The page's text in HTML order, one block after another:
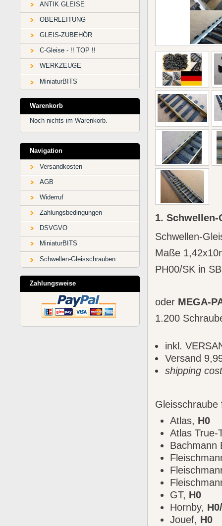
ANTIK GLEISE
OBERLEITUNG
GLEIS-ZUBEHÖR
C-Gleise - !! TOP !!
WERKZEUGE
MiniaturBITS
Warenkorb
Noch nichts im Warenkorb.
Navigation
Versandkosten
AGB
Widerruf
Zahlungsbedingungen
DSVGVO
MiniaturBITS
Schwellen-Gleisschrauben
Zahlungsweise
1. Schwellen-
Schwellen-
Maße
PH00/SK in
oder MEGA-
1.200
inkl.
Versand
shipping
Atlas, H0
Atlas
Bachmann
GT, H0
Hornby,
Jouef, H0